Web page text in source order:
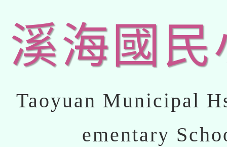
溪海國民
Taoyuan Municipal
ementary